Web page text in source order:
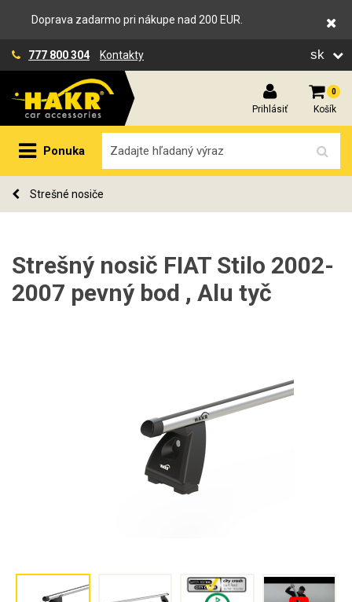
Doprava zadarmo pri nákupe nad 200 EUR.
777 800 304 Kontakty sk
Prihlásiť
0
Košík
Ponuka
Strešné nosiče
Strešný nosič FIAT Stilo 2002-
2007 pevný bod , Alu tyč